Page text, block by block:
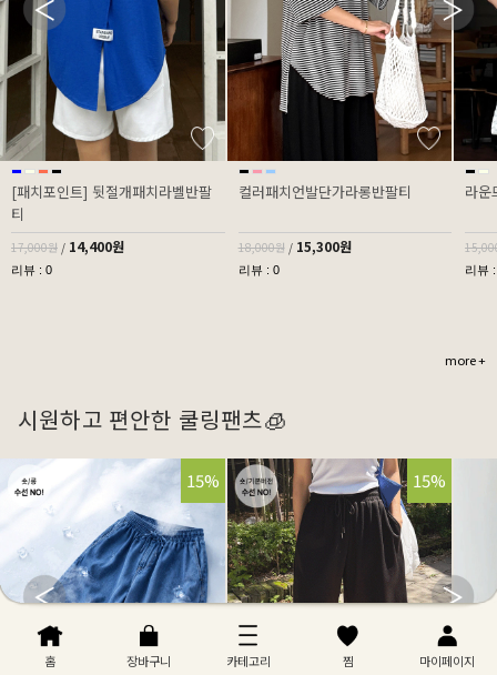
[패치포인트] 뒷절개패치라벨반팔
티
17,000원 / 14,400원
리뷰 : 0
컬러패치언발단가라롱반팔티
18,000원 / 15,300원
리뷰 : 0
라운
리뷰
more +
시원하고 편안한 쿨링팬츠🧊
32%
15% 32%
15%
홈 장바구니 카테고리 찜 마이페이지